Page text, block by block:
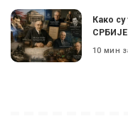
Како
СРБИЈЕ
10 мин